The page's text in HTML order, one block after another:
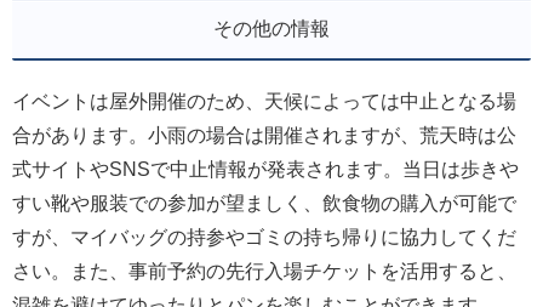
その他の情報
イベントは屋外開催のため、天候によっては中止となる場
合があります。小雨の場合は開催されますが、荒天時は公
式サイトやSNSで中止情報が発表されます。当日は歩きや
すい靴や服装での参加が望ましく、飲食物の購入が可能で
すが、マイバッグの持参やゴミの持ち帰りに協力してくだ
さい。また、事前予約の先行入場チケットを活用すると、